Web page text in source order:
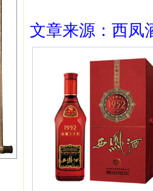
文章来源：西凤